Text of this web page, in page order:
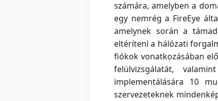
számára, amelyben a
egy nemrég a FireEye
amelynek során a
eltéríteni a hálózati
fiókok vonatkozásában
felülvizsgálatát,
implementálására 10
szervezeteknek